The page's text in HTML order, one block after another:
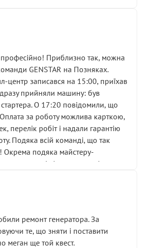
б трохи розуміється на техніці,
непрофесійно, а як максимум —
вузол замість елементарних
перший мій візит. Раніше міняв у
сервіс наче справив хороше
знайшов декілька гайок під
пояснили, що це “старі гайки, які
не хвилюватися. ( надіюсь
застяг в полі))
візиту такі дрібниці вже не
на довірі, і саме її цей сервіс
авто
і рахунках
а не формального
враження, що сервіс працює не
професійно! Приблизно так, можна
GENSTAR на Позняках.
центр записався на 15:00, приїхав
прийняли машину: був
О 17:20 повідомили, що
за роботу можлива карткою,
перелік робіт і надали гарантію
Подяка всій команді, що так
подяка майстеру-
всі чітко та по суті.
автосервісу.
ремонт генератора. За
те, що зняти і поставити
меган ще той квест.